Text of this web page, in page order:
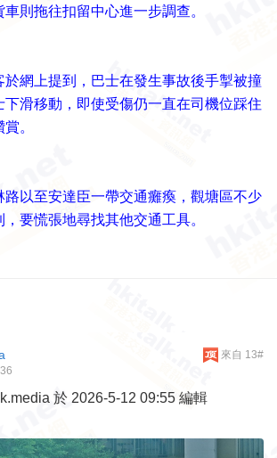
則拖往扣留中心進一步調查。
於網上提到，巴士在發生事故後手掣被撞
下滑移動，即使受傷仍一直在司機位踩住
。
路以至安達臣一帶交通癱瘓，觀塘區不少
要慌張地尋找其他交通工具。
來自 13#
於 2026-5-12 09:55 編輯